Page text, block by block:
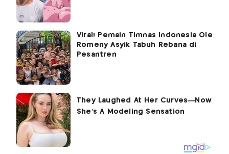
Viral! Pemain Timnas Indonesia Ole
Romeny Asyik Tabuh Rebana di
Pesantren